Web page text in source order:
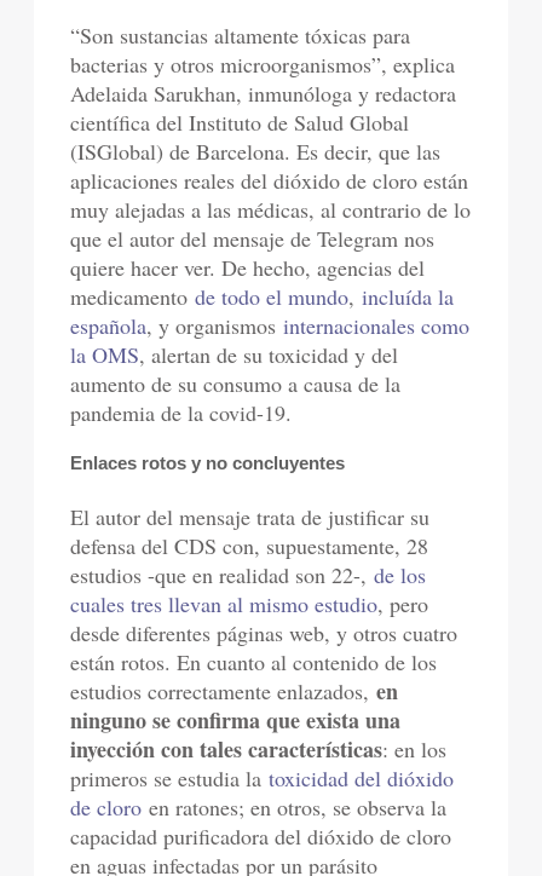
“Son sustancias altamente tóxicas para
bacterias y otros microorganismos”, explica
Adelaida Sarukhan, inmunóloga y redactora
científica del Instituto de Salud Global
(ISGlobal) de Barcelona. Es decir, que las
aplicaciones reales del dióxido de cloro están
muy alejadas a las médicas, al contrario de lo
que el autor del mensaje de Telegram nos
quiere hacer ver. De hecho, agencias del
medicamentode todo el mundo, incluída la
española, y organismosinternacionales como
la OMS, alertan de su toxicidad y del
aumento de su consumo a causa de la
pandemia de la covid-19.
Enlaces rotos y no concluyentes
El autor del mensaje trata de justificar su
defensa del CDS con, supuestamente, 28
estudios -que en realidad son 22-,de los
cuales tres llevan al mismo estudio, pero
desde diferentes páginas web, y otros cuatro
están rotos. En cuanto al contenido de los
estudios correctamente enlazados,en
ninguno se confirma que exista una
inyección con tales características: en los
primeros se estudia latoxicidad del dióxido
de cloro en ratones; en otros, se observa la
capacidad purificadora del dióxido de cloro
en aguas infectadas por un parásito